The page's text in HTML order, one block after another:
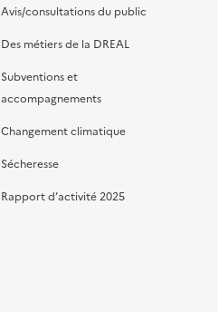
Avis/consultations du public
Des métiers de la DREAL
Subventions et
accompagnements
Changement climatique
Sécheresse
Rapport d’activité 2025